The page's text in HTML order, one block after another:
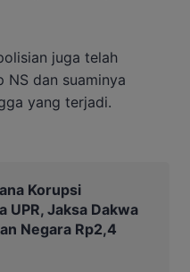
juga telah
NS dan suaminya
yang terjadi.
Korupsi
UPR, Jaksa Dakwa
Negara Rp2,4